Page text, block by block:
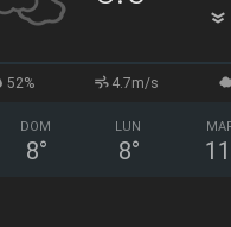
52% 4.7m/s
DOM
8°
LUN
8° 11